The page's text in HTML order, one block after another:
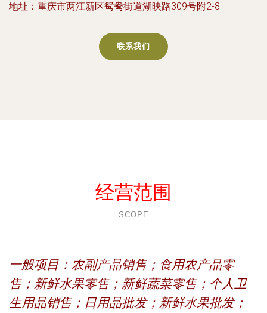
地址：重庆市两江新区鸳鸯街道湖映路309号附2-8
联系我们
经营范围
SCOPE
一般项目：农副产品销售；食用农产品零
售；新鲜水果零售；新鲜蔬菜零售；个人卫
生用品销售；日用品批发；新鲜水果批发；